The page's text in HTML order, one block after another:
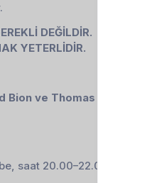
DEĞİLDİR.
YETERLİDİR.
Bion ve Thomas
saat 20.00–22.00